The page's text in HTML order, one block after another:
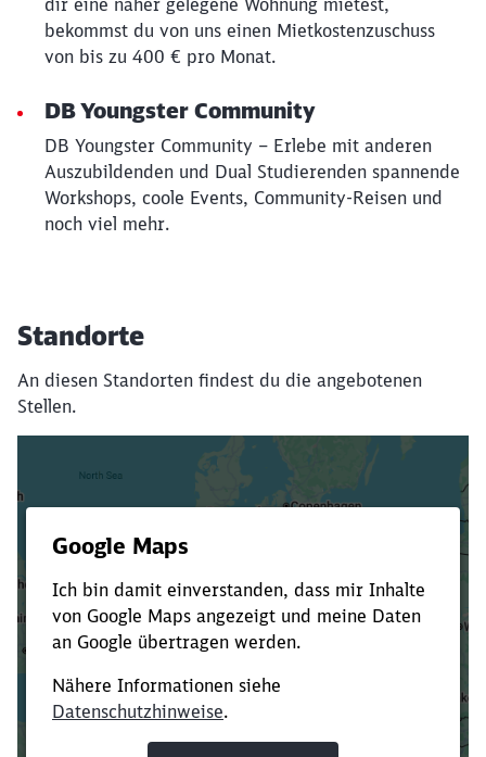
dir eine näher gelegene Wohnung mietest,
bekommst du von uns einen Mietkostenzuschuss
von bis zu 400 € pro Monat.
DB Youngster Community
DB Youngster Community – Erlebe mit anderen
Auszubildenden und Dual Studierenden spannende
Workshops, coole Events, Community-Reisen und
noch viel mehr.
Standorte
An diesen Standorten findest du die angebotenen
Stellen.
Verkürze die Ladezeit, indem du Suchbegriffe
oder Filter hinzufügst.